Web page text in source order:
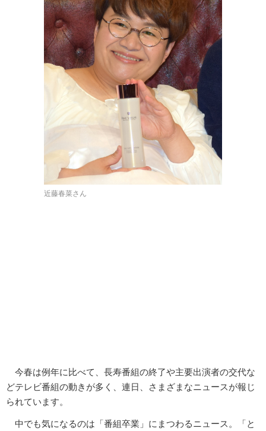
近藤春菜さん
今春は例年に比べて、長寿番組の終了や主要出演者の交代な
どテレビ番組の動きが多く、連日、さまざまなニュースが報じ
られています。
中でも気になるのは「番組卒業」にまつわるニュース。「と